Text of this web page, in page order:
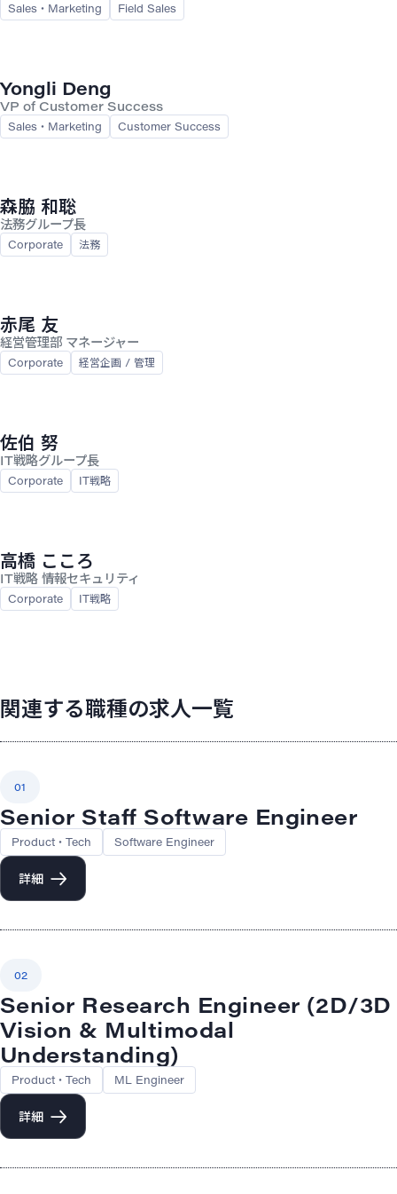
Sales・Marketing Field Sales
Yongli Deng
VP of Customer Success
Sales・Marketing Customer Success
森脇 和聡
法務グループ長
Corporate 法務
赤尾 友
経営管理部 マネージャー
Corporate 経営企画 / 管理
佐伯 努
IT戦略グループ長
Corporate IT戦略
高橋 こころ
IT戦略 情報セキュリティ
Corporate IT戦略
関連する職種の求人一覧
01
Senior Staff Software Engineer
Product・Tech Software Engineer
詳細
02
Senior Research Engineer (2D/3D
Vision & Multimodal
Understanding)
Product・Tech ML Engineer
詳細